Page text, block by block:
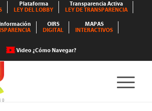
Plataforma
LEY DEL LOBBY
Transparencia Activa
LEY DE TRANSPARENCIA
OIRS
DIGITAL
MAPAS
INTERACTIVOS
Video ¿Cómo Navegar?